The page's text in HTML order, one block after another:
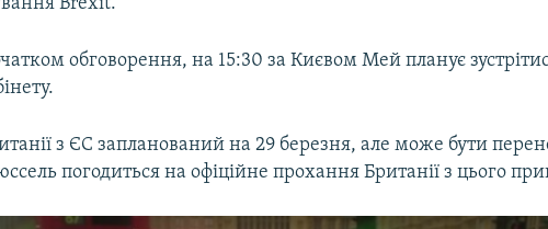
обговорення, на 15:30 за Києвом Мей планує
з ЄС запланований на 29 березня, але може бути
погодиться на офіційне прохання Британії з цього